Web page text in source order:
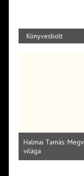
Könyvesbolt
Halmai Tamás:
világa